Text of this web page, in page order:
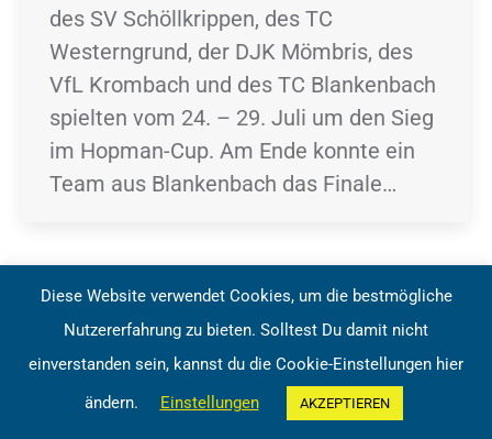
des SV Schöllkrippen, des TC
Westerngrund, der DJK Mömbris, des
VfL Krombach und des TC Blankenbach
spielten vom 24. – 29. Juli um den Sieg
im Hopman-Cup. Am Ende konnte ein
Team aus Blankenbach das Finale…
Tennisclub Blankenbach e.V.
BottomMenu
Diese Website verwendet Cookies, um die bestmögliche
Nutzererfahrung zu bieten. Solltest Du damit nicht
einverstanden sein, kannst du die Cookie-Einstellungen hier
ändern.
Einstellungen AKZEPTIEREN